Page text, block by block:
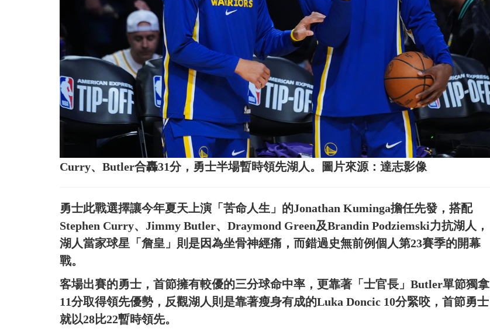
Curry、Butler合轟31分，勇士半場暫時領先湖人。圖片來源：達志影像
勇士此戰選擇讓今年夏天上演「苦命人生」的Jonathan Kuminga擔任先發，搭配
Stephen Curry、Jimmy Butler、Draymond Green及Brandin Podziemski力抗湖人，
湖人當家球星「詹皇」則是因為坐骨神經痛，而錯過史無前例個人第23賽季的開幕
戰。
客場出賽的勇士，首節擁有較優的三分球命中率，更靠著「士官長」Butler單節獨拿
11分取得領先優勢，反觀湖人則是靠著瘦身有成的Luka Doncic 10分緊咬，首節勇士
就以28比22暫時領先。